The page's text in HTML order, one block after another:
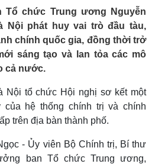
Tin 24h
Dự báo thời tiết
Giáo dục
Dấu ấn VOV
Việc làm
Biển đảo
Tổ chức Trung ương Nguyễn
Nội phát huy vai trò đầu tàu,
chính quốc gia, đồng thời trở
sáng tạo và lan tỏa các mô
cả nước.
Nội tổ chức Hội nghị sơ kết một
của hệ thống chính trị và chính
trên địa bàn thành phố.
- Ủy viên Bộ Chính trị, Bí thư
ban Tổ chức Trung ương,